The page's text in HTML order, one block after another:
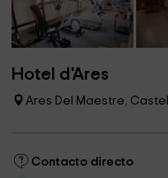
Hotel d'Ares
Ares Del Maestre,
Contacto directo